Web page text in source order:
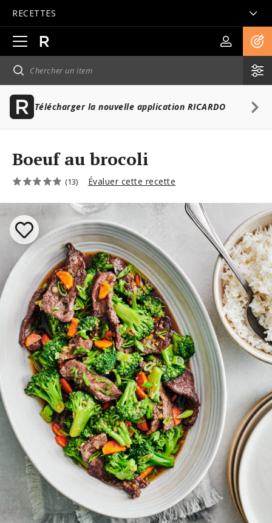
RECETTES
Ouvrir
la
navigation
principale
Télécharger la nouvelle application RICARDO
Boeuf au brocoli
(13) Évaluer cette recette